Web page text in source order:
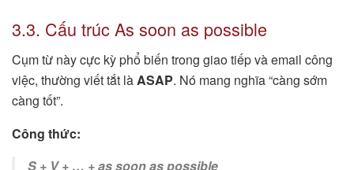
3.3. Cấu trúc As soon as possible
Cụm từ này cực kỳ phổ biến trong giao tiếp và email công
việc, thường viết tắt làASAP. Nó mang nghĩa “càng sớm
càng tốt”.
Công thức:
S + V + … + as soon as possible